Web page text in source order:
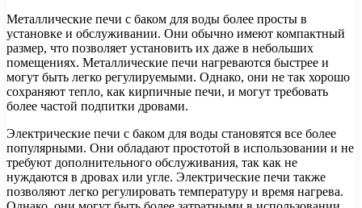
Металлические печи с баком для воды более просты в
установке и обслуживании. Они обычно имеют компактный
размер, что позволяет установить их даже в небольших
помещениях. Металлические печи нагреваются быстрее и
могут быть легко регулируемыми. Однако, они не так хорошо
сохраняют тепло, как кирпичные печи, и могут требовать
более частой подпитки дровами.
Электрические печи с баком для воды становятся все более
популярными. Они обладают простотой в использовании и не
требуют дополнительного обслуживания, так как не
нуждаются в дровах или угле. Электрические печи также
позволяют легко регулировать температуру и время нагрева.